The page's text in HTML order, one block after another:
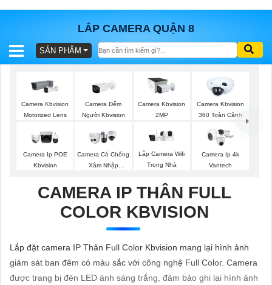
LẮP CAMERA QUẬN 8
BÁO
TRỌN
GÓI
SẢN
VẤN
LẮP
ĐẶT
SẢN PHẨM
Camera Kbvision
Motorized Lens
Camera Đếm
Người Kbvision
Camera Kbvision
2MP
Camera Kbvision
360 Toàn Cảnh
Camera Ip POE
Kbvision
Camera Có Chống
Xâm Nhập
Lắp Camera Wifi
Trong Nhà
Camera Ip 4k
Vantech
CAMERA IP THÂN FULL
COLOR KBVISION
Lắp đặt camera IP Thân Full Color Kbvision mang lại hình ảnh
giám sát ban đêm có màu sắc với công nghệ Full Color. Camera
được trang bị đèn LED ánh sáng trắng, đảm bảo ghi lại hình ảnh